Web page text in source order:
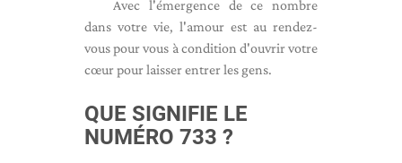
Avec l'émergence de ce nombre
dans votre vie, l'amour est au rendez-
vous pour vous à condition d'ouvrir votre
cœur pour laisser entrer les gens.
QUE SIGNIFIE LE
NUMÉRO 733 ?